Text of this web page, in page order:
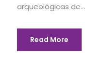
arqueológicas de...
Read More